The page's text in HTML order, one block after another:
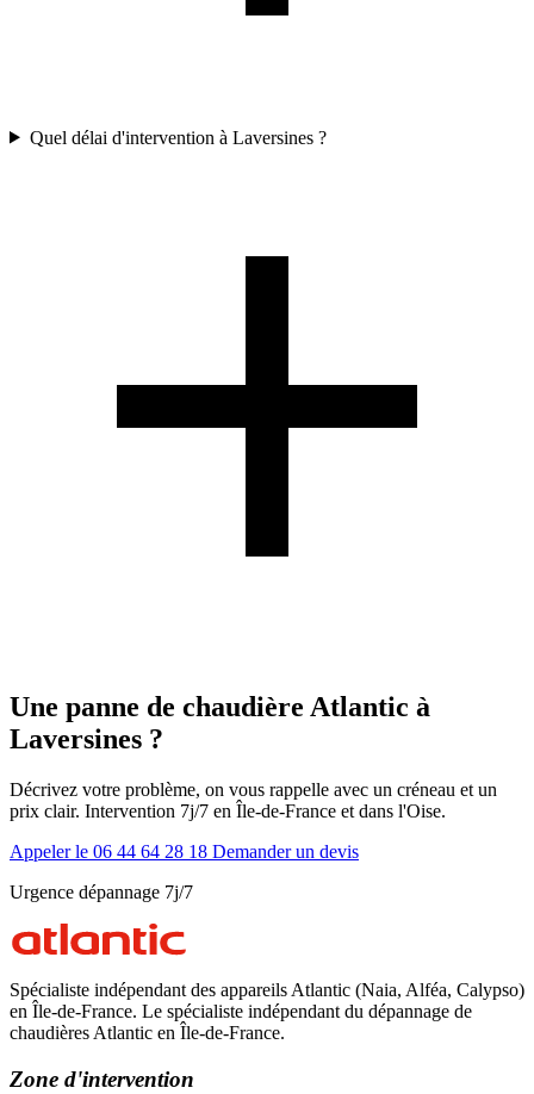
Quel délai d'intervention à Laversines ?
Une panne de chaudière Atlantic à
Laversines ?
Décrivez votre problème, on vous rappelle avec un créneau et un
prix clair. Intervention 7j/7 en Île-de-France et dans l'Oise.
Appeler le 06 44 64 28 18 Demander un devis
Urgence dépannage 7j/7
Spécialiste indépendant des appareils Atlantic (Naia, Alféa, Calypso)
en Île-de-France. Le spécialiste indépendant du dépannage de
chaudières Atlantic en Île-de-France.
Zone d'intervention